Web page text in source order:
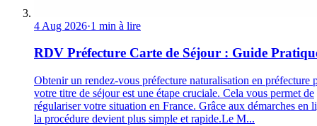
4 Aug 2026·1 min à lire
RDV Préfecture Carte de Séjour : Guide
Obtenir un rendez-vous préfecture naturalisation en préfecture
votre titre de séjour est une étape cruciale. Cela vous permet de
régulariser votre situation en France. Grâce aux démarches en
la procédure devient plus simple et rapide.Le M...